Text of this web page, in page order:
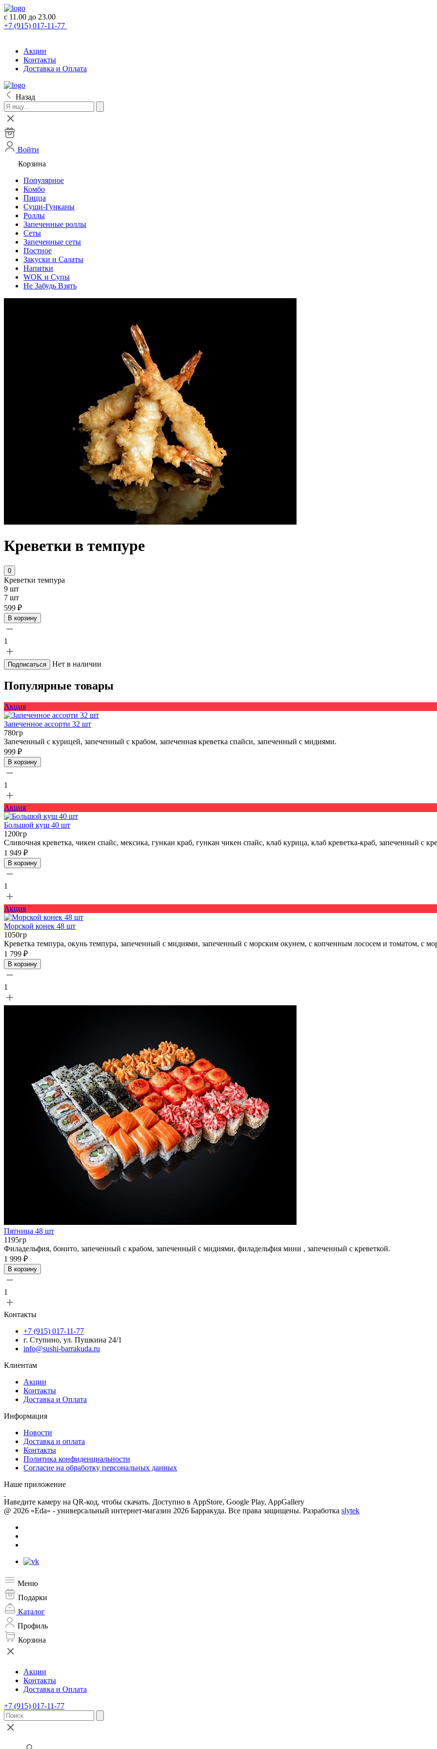
с 11.00 до 23.00
+7 (915) 017-11-77
Акции
Контакты
Доставка и Оплата
Назад
Войти
Корзина
Популярное
Комбо
Пицца
Суши-Гунканы
Роллы
Запеченные роллы
Сеты
Запеченные сеты
Постное
Закуски и Салаты
Напитки
WOK и Супы
Не Забудь Взять
Креветки в темпуре
0
Креветки темпура
9 шт
7 шт
599 ₽
В корзину
1
Подписаться Нет в наличии
Популярные товары
Акция
Запеченное ассорти 32 шт
780гр
Запеченный с курицей, запеченный с крабом, запеченная креветка спайси, запеченный с мидиями.
999 ₽
В корзину
1
Акция
Большой куш 40 шт
1200гр
Сливочная креветка, чикен спайс, мексика, гункан краб, гункан чикен спайс, клаб курица, клаб креветка-краб, запеченный с
1 949 ₽
В корзину
1
Акция
Морской конек 48 шт
1050гр
Креветка темпура, окунь темпура, запеченный с мидиями, запеченный с морским окунем, с копченным лососем и томатом, с
1 799 ₽
В корзину
1
Пятница 48 шт
1195гр
Филадельфия, бонито, запеченный с крабом, запеченный с мидиями, филадельфия мини , запеченный с креветкой.
1 999 ₽
В корзину
1
Контакты
+7 (915) 017-11-77
г. Ступино, ул. Пушкина 24/1
info@sushi-barrakuda.ru
Клиентам
Акции
Контакты
Доставка и Оплата
Информация
Новости
Доставка и оплата
Контакты
Политика конфиденциальности
Согласие на обработку персональных данных
Наше приложение
Наведите камеру на QR-код, чтобы скачать. Доступно в AppStore, Google Play, AppGallery
@ 2026 «Eda» - универсальный интернет-магазин 2026 Барракуда. Все права защищены. Разработка slytek
Меню
Подарки
Каталог
Профиль
Корзина
Акции
Контакты
Доставка и Оплата
+7 (915) 017-11-77